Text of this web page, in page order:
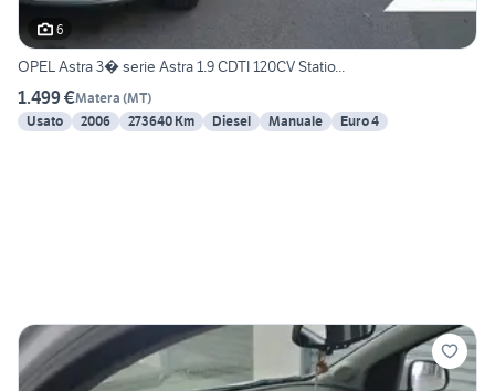
6
OPEL Astra 3� serie Astra 1.9 CDTI 120CV Statio...
1.499 €Matera (MT)
Usato
2006 273640 Km Diesel Manuale Euro 4